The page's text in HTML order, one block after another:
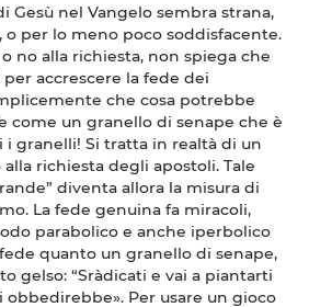
Gesù nel Vangelo sembra strana,
per lo meno poco soddisfacente.
no alla richiesta, non spiega che
accrescere la fede dei
che cosa potrebbe
come un granello di senape che è
i granelli! Si tratta in realtà di un
richiesta degli apostoli. Tale
diventa allora la misura di
La fede genuina fa miracoli,
parabolico e anche iperbolico
fede quanto un granello di senape,
gelso: “Sràdicati e vai a piantarti
obbedirebbe». Per usare un gioco